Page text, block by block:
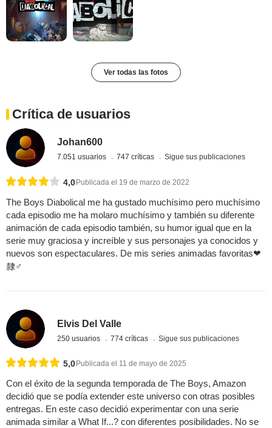
Ver todas las fotos
Crítica de usuarios
Johan600
7.051 usuarios 747 críticas Sigue sus publicaciones
4,0 Publicada el 19 de marzo de 2022
The Boys Diabolical me ha gustado muchísimo pero muchísimo
cada episodio me ha molaro muchísimo y también su diferente
animación de cada episodio también, su humor igual que en la
serie muy graciosa y increíble y sus personajes ya conocidos y
nuevos son espectaculares. De mis series animadas favoritas❤
隸‍♂️
Elvis Del Valle
250 usuarios 774 críticas Sigue sus publicaciones
5,0 Publicada el 11 de mayo de 2025
Con el éxito de la segunda temporada de The Boys, Amazon
decidió que se podía extender este universo con otras posibles
entregas. En este caso decidió experimentar con una serie
animada similar a What If...? con diferentes posibilidades. No se